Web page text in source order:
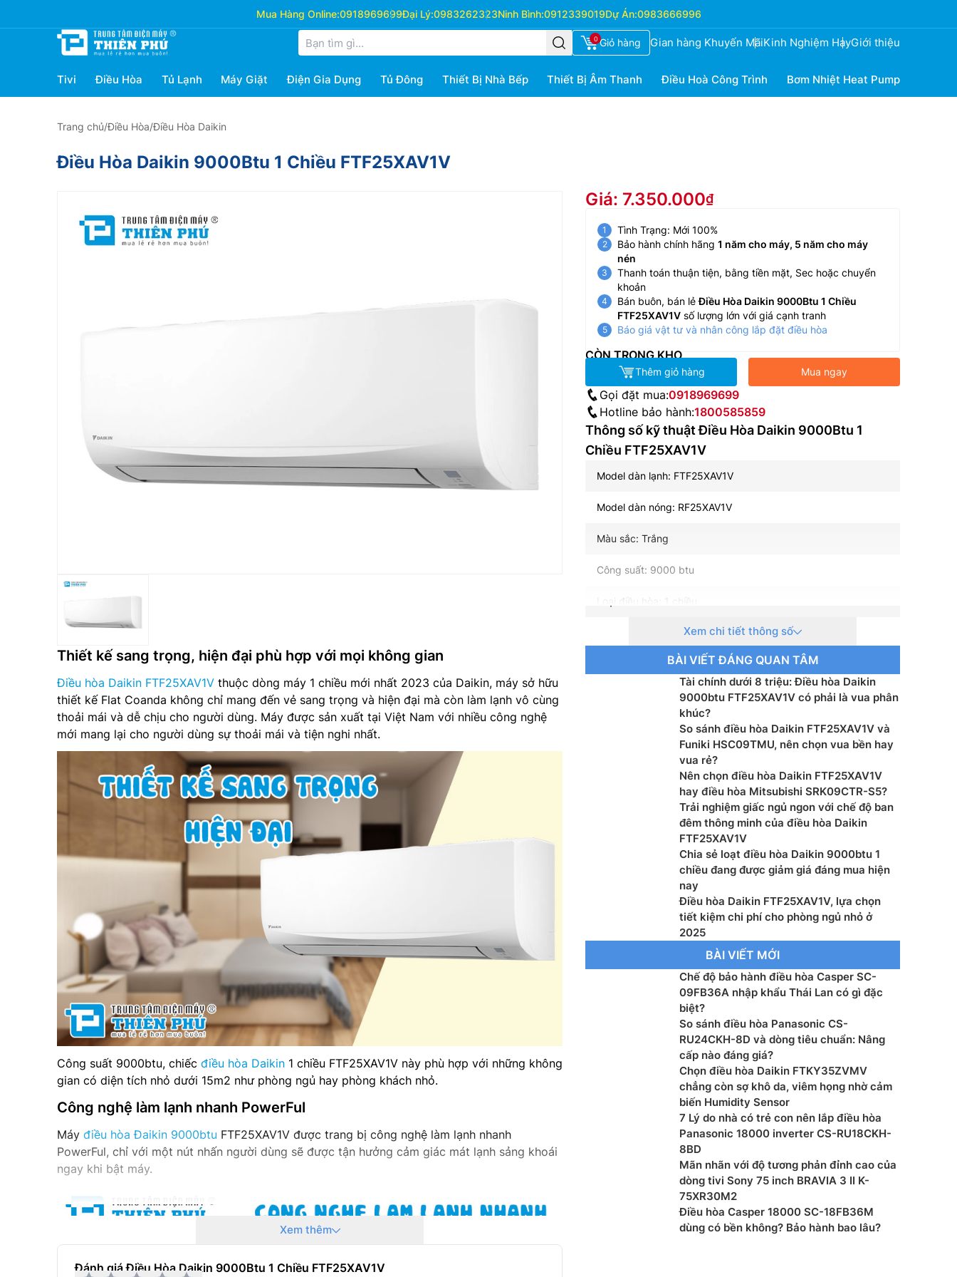
Mua Hàng Online:0918969699Đại Lý:0983262323Ninh Bình:0912339019Dự Án:0983666996
0 Giỏ hàng Gian hàng Khuyến MãiKinh Nghiệm HayGiới thiệu
Tivi Điều Hòa Tủ Lạnh Máy Giặt Điện Gia Dụng Tủ Đông Thiết Bị Nhà Bếp Thiết Bị Âm Thanh Điều Hoà Công Trình Bơm Nhiệt Heat Pump
Trang chủ/Điều Hòa/Điều Hòa Daikin
Điều Hòa Daikin 9000Btu 1 Chiều FTF25XAV1V
Thiết kế sang trọng, hiện đại phù hợp với mọi không gian
Điều hòa Daikin FTF25XAV1V thuộc dòng máy 1 chiều mới nhất 2023 của Daikin, máy sở hữu
thiết kế Flat Coanda không chỉ mang đến vẻ sang trọng và hiện đại mà còn làm lạnh vô cùng
thoải mái và dễ chịu cho người dùng. Máy được sản xuất tại Việt Nam với nhiều công nghệ
mới mang lại cho người dùng sự thoải mái và tiện nghi nhất.
Công suất 9000btu, chiếc điều hòa Daikin 1 chiều FTF25XAV1V này phù hợp với những không
gian có diện tích nhỏ dưới 15m2 như phòng ngủ hay phòng khách nhỏ.
Công nghệ làm lạnh nhanh PowerFul
Máy điều hòa Đaikin 9000btu FTF25XAV1V được trang bị công nghệ làm lạnh nhanh
PowerFul, chỉ với một nút nhấn người dùng sẽ được tận hưởng cảm giác mát lạnh sảng khoái
ngay khi bật máy.
Xem thêm
Đánh giá Điều Hòa Daikin 9000Btu 1 Chiều FTF25XAV1V
Giá: 7.350.000
Tình Trạng: Mới 100%
Bảo hành chính hãng 1 năm cho máy, 5 năm cho máy
nén
Thanh toán thuận tiện, bằng tiền mặt, Sec hoặc chuyển
khoản
Bán buôn, bán lẻĐiều Hòa Daikin 9000Btu 1 Chiều
FTF25XAV1V số lượng lớn với giá cạnh tranh
Báo giá vật tư và nhân công lắp đặt điều hòa
CÒN TRONG KHO
Thêm giỏ hàng Mua ngay
Gọi đặt mua:0918969699
Hotline bảo hành:1800585859
Thông số kỹ thuật Điều Hòa Daikin 9000Btu 1
Chiều FTF25XAV1V
Model dàn lạnh: FTF25XAV1V
Model dàn nóng: RF25XAV1V
Màu sắc: Trắng
Công suất: 9000 btu
Công nghệ tiết kiệm điện: Không
Nguồn điện: 220-240 V, 50-60 Hz
Điện năng tiêu thụ: 798 W
Môi chất lạnh: R32
Kích thước dàn lạnh(CxRxS): 283x770x242 mm
Trọng lượng dàn lạnh: 9 kg
Kích thước dàn nóng(CxRxS): 418x695x244 mm
Trọng lượng dàn nóng: 26 kg
Kích thước ống kết nối(lỏng/hơi/nước xả): Φ6,4/Φ9,5/Φ18
Xuất xứ: Việt Nam
Xem chi tiết thông số
BÀI VIẾT ĐÁNG QUAN TÂM
Tài chính dưới 8 triệu: Điều hòa Daikin
9000btu FTF25XAV1V có phải là vua phân
khúc?
So sánh điều hòa Daikin FTF25XAV1V và
Funiki HSC09TMU, nên chọn vua bền hay
vua rẻ?
Nên chọn điều hòa Daikin FTF25XAV1V
hay điều hòa Mitsubishi SRK09CTR-S5?
Trải nghiệm giấc ngủ ngon với chế độ ban
đêm thông minh của điều hòa Daikin
FTF25XAV1V
Chia sẻ loạt điều hòa Daikin 9000btu 1
chiều đang được giảm giá đáng mua hiện
nay
Điều hòa Daikin FTF25XAV1V, lựa chọn
tiết kiệm chi phí cho phòng ngủ nhỏ ở
2025
BÀI VIẾT MỚI
Chế độ bảo hành điều hòa Casper SC-
09FB36A nhập khẩu Thái Lan có gì đặc
biệt?
So sánh điều hòa Panasonic CS-
RU24CKH-8D và dòng tiêu chuẩn: Nâng
cấp nào đáng giá?
Chọn điều hòa Daikin FTKY35ZVMV
chẳng còn sợ khô da, viêm họng nhờ cảm
biến Humidity Sensor
7 Lý do nhà có trẻ con nên lắp điều hòa
Panasonic 18000 inverter CS-RU18CKH-
8BD
Mãn nhãn với độ tương phản đỉnh cao của
dòng tivi Sony 75 inch BRAVIA 3 II K-
75XR30M2
Điều hòa Casper 18000 SC-18FB36M
dùng có bền không? Bảo hành bao lâu?